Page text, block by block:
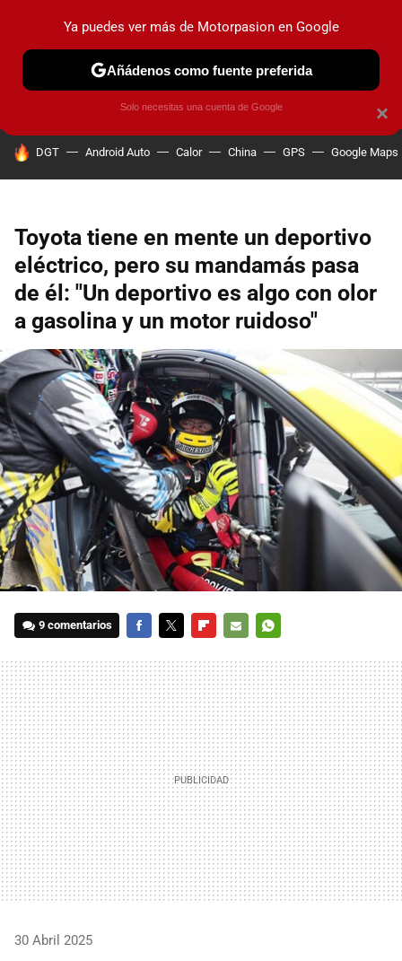
PRUEBAS COCHES ELÉCTRICOS OBSERVATORIO
HOY SE HABLA DE
DGT Android Auto Calor China GPS Google Maps
Toyota tiene en mente un deportivo
eléctrico, pero su mandamás pasa
de él: "Un deportivo es algo con olor
a gasolina y un motor ruidoso"
9 comentarios
MAIL
30 Abril 2025
×
Ya puedes ver más de Motorpasion en Google
Añádenos como fuente preferida
Solo necesitas una cuenta de Google